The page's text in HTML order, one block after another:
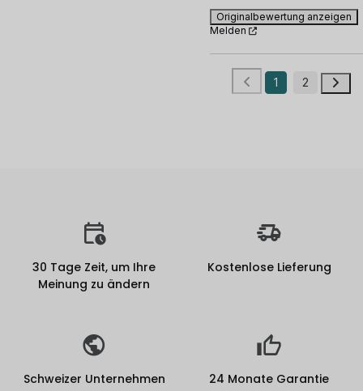
Originalbewertung anzeigen
Melden
1 2
30 Tage Zeit, um Ihre
Meinung zu ändern
Kostenlose Lieferung
Schweizer Unternehmen 24 Monate Garantie